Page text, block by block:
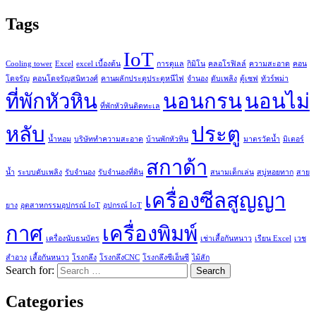
Tags
Cooling tower Excel excel เบื้องต้น IoT การดูแล กิมิโน คลอโรฟิลล์ ความสะอาด คอน
โดจรัญ คอนโดจรัญสนิทวงศ์ คานผลักประตูประตูหนีไฟ จำนอง ดับเพลิง ตู้เซฟ ทัวร์พม่า
ที่พักหัวหิน ที่พักหัวหินติดทะเล นอนกรนนอนไม่
หลับ น้ำหอม บริษัททำความสะอาด บ้านพักหัวหิน ประตู มาตรวัดน้ำ มิเตอร์
น้ำ ระบบดับเพลิง รับจำนอง รับจำนองที่ดิน สกาด้า สนามเด็กเล่น สบู่หอยทาก สาย
ยาง อุตสาหกรรมอุปกรณ์ IoT อุปกรณ์ IoT เครื่องซีลสูญญา
กาศ เครื่องนับธนบัตร เครื่องพิมพ์ เช่าเสื้อกันหนาว เรียน Excel เวช
สำอาง เสื้อกันหนาว โรงกลึง โรงกลึงCNC โรงกลึงซีเอ็นซี ไม้สัก
Search for:
Categories